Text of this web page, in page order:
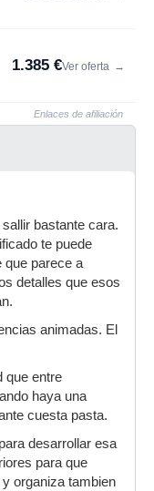
1.385 €Ver oferta →
Enlaces de afiliación
bastante cara.
te puede
que parece a
detalles que esos
animadas. El
que entre
haya una
cuesta pasta.
desarrollar esa
para que
organiza tambien